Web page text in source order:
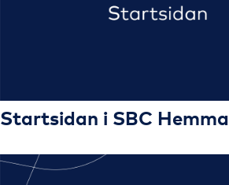
Startsidan i SBC Hemma